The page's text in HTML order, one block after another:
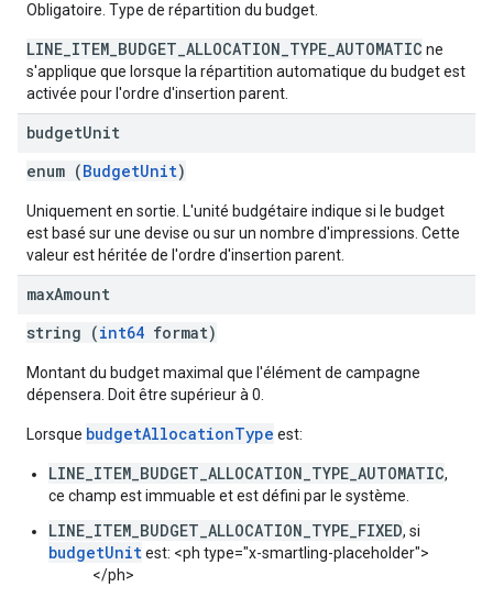
Obligatoire. Type de répartition du budget.
LINE_ITEM_BUDGET_ALLOCATION_TYPE_AUTOMATIC ne
s'applique que lorsque la répartition automatique du budget est
activée pour l'ordre d'insertion parent.
budgetUnit
enum (BudgetUnit)
Uniquement en sortie. L'unité budgétaire indique si le budget
est basé sur une devise ou sur un nombre d'impressions. Cette
valeur est héritée de l'ordre d'insertion parent.
maxAmount
string (int64 format)
Montant du budget maximal que l'élément de campagne
dépensera. Doit être supérieur à 0.
Lorsque budgetAllocationType est:
LINE_ITEM_BUDGET_ALLOCATION_TYPE_AUTOMATIC,
ce champ est immuable et est défini par le système.
LINE_ITEM_BUDGET_ALLOCATION_TYPE_FIXED, si
budgetUnitest: <ph type="x-smartling-placeholder">
</ph>